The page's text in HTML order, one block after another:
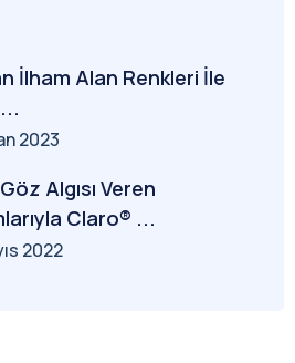
İlham Alan Renkleri İle
2023
Algısı Veren
Claro® ...
2022